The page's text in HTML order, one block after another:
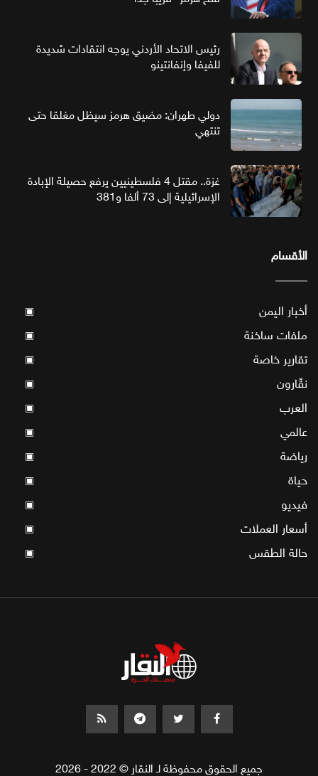
رئيس الاتحاد الأردني يوجه انتقادات شديدة
للفيفا وإنفانتينو
دولي طهران: مضيق هرمز سيظل مغلقا حتى
تنتهي
غزة.. مقتل 4 فلسطينيين يرفع حصيلة الإبادة
الإسرائيلية إلى 73 ألفا و381
الأقسام
أخبار اليمن ▣
ملفات ساخنة ▣
تقارير خاصة ▣
نقّارون ▣
العرب ▣
عالمي ▣
رياضة ▣
حياة ▣
فيديو ▣
أسعار العملات ▣
حالة الطقس ▣
جميع الحقوق محفوظة لـ النقار © 2022 - 2026